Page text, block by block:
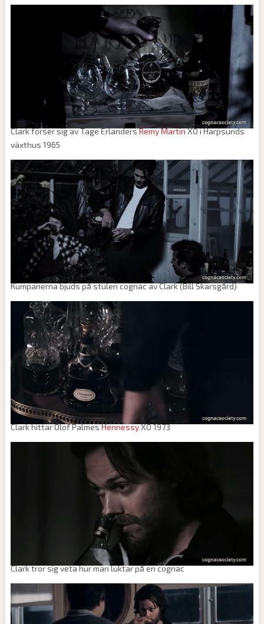
Clark förser sig av Tage ErlandersRemy MartinXO i Harpsunds
växthus 1965
Kumpanerna bjuds på stulen cognac av Clark (Bill Skarsgård)
Clark hittar Olof PalmesHennessyXO 1973
Clark tror sig veta hur man luktar på en cognac